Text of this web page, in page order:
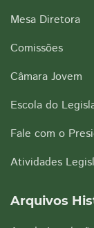
Mesa Diretora
Comissões
Câmara Jovem
Escola do
Fale com o
Atividades
Arquivos